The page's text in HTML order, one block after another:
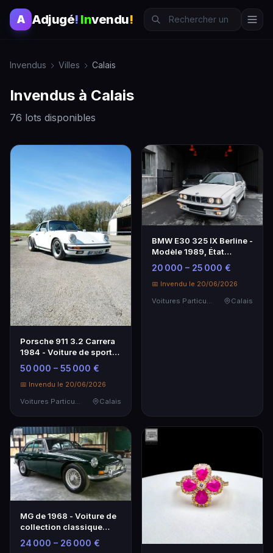
A Adjugé! Invendu!
Invendus Villes Calais
Invendus à Calais
76 lots disponibles
Porsche 911 3.2 Carrera
1984 - Voiture de sport
emblématique
50 000 – 55 000 €
📅 Invendu le 20/06/2026
Calais
BMW E30 325 IX Berline -
Modèle 1989, État
Exceptionnel
20 000 – 25 000 €
📅 Invendu le 20/06/2026
Voitures Particulières
Calais
MG de 1968 - Voiture de
collection classique
avec potentiel
24 000 – 26 000 €